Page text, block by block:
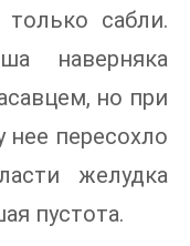
только сабли.
наверняка
но при
нее пересохло
желудка
пустота.